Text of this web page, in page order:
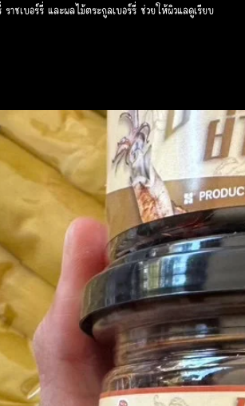
าชเบอร์รี่ และผลไม้ตระกูลเบอร์รี่ ช่วยให้ผิวแลดูเรียบ